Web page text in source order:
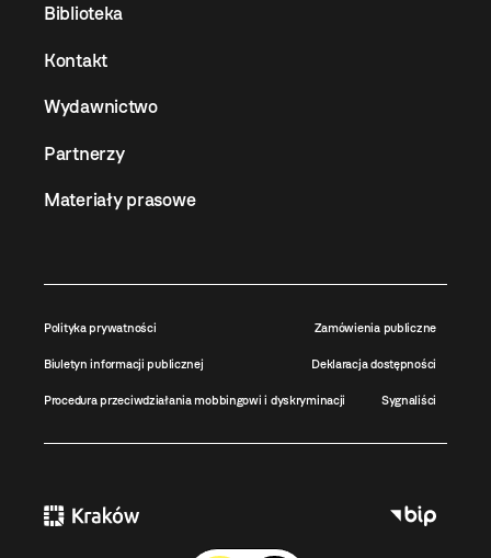
Biblioteka
Kontakt
Wydawnictwo
Partnerzy
Materiały prasowe
Polityka prywatności Zamówienia publiczne
Biuletyn informacji publicznej Deklaracja dostępności
Procedura przeciwdziałania mobbingowi i dyskryminacji Sygnaliści